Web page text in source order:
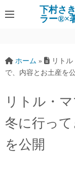
下村さ
ラー®×
ホーム »
リト
で、内容とお土産を
リトル・
冬に行っ
を公開